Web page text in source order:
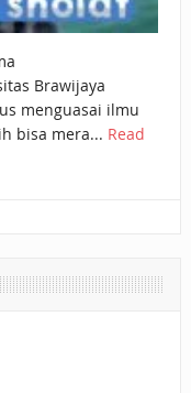
SENDIRI
Brawijaya
menguasai ilmu
bisa mera... Read